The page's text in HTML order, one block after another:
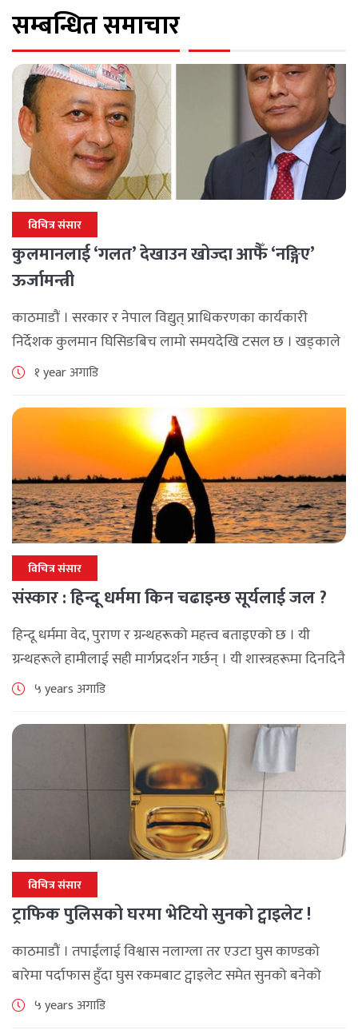
सम्बन्धित समाचार
विचित्र संसार
कुलमानलाई ‘गलत’ देखाउन खोज्दा आफैँ ‘नङ्गिए’
ऊर्जामन्त्री
काठमाडौं । सरकार र नेपाल विद्युत् प्राधिकरणका कार्यकारी
निर्देशक कुलमान घिसिङबिच लामो समयदेखि टसल छ । खड्काले
गत असारमा ऊर्जा, जलस्रोत तथा सिँचाइ मन्त्रालयको बागडोर
१ year अगाडि
विचित्र संसार
संस्कार : हिन्दू धर्ममा किन चढाइन्छ सूर्यलाई जल ?
हिन्दू धर्ममा वेद, पुराण र ग्रन्थहरूको महत्त्व बताइएको छ । यी
ग्रन्थहरूले हामीलाई सही मार्गप्रदर्शन गर्छन् । यी शास्त्रहरूमा दिनदिनै
बिहानीपख सूर्यलाई जल चढाउनुपर्ने उल्लेख गरिएको छ । सूर्य सबै
५ years अगाडि
विचित्र संसार
ट्राफिक पुलिसको घरमा भेटियो सुनको ट्वाइलेट !
काठमाडौं । तपाईंलाई विश्वास नलाग्ला तर एउटा घुस काण्डको
बारेमा पर्दाफास हुँदा घुस रकमबाट ट्वाइलेट समेत सुनको बनेको
तथ्य फेला परेको छ । रुसी अधिकारीहरुले सयौँ हजार डलरको
५ years अगाडि